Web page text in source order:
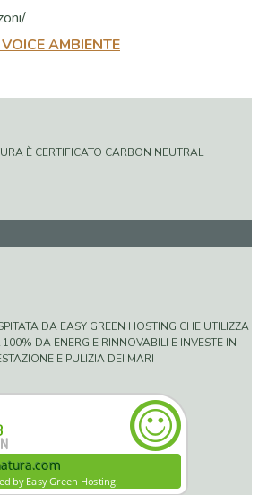
AMBIENTE
È CERTIFICATO CARBON NEUTRAL
DA EASY GREEN HOSTING CHE UTILIZZA
DA ENERGIE RINNOVABILI E INVESTE IN
E PULIZIA DEI MARI